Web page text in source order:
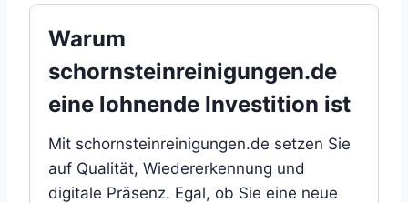
Warum
schornsteinreinigungen.de
eine lohnende Investition ist
Mit schornsteinreinigungen.de setzen Sie
auf Qualität, Wiedererkennung und
digitale Präsenz. Egal, ob Sie eine neue